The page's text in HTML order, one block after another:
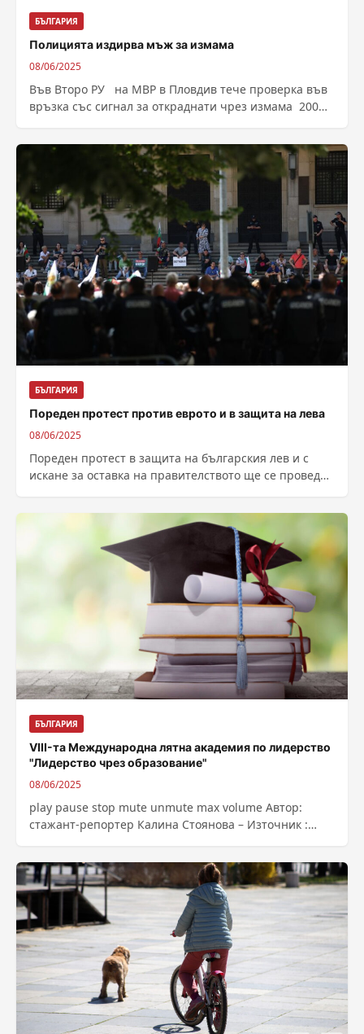
БЪЛГАРИЯ
Полицията издирва мъж за измама
08/06/2025
Във Второ РУ на МВР в Пловдив тече проверка във
връзка със сигнал за откраднати чрез измама 200
БЪЛГАРИЯ
Пореден протест против еврото и в защита на лева
08/06/2025
Пореден протест в защита на българския лев и с
искане за оставка на правителството ще се проведе
БЪЛГАРИЯ
VIII-та Международна лятна академия по лидерство
"Лидерство чрез образование"
08/06/2025
play pause stop mute unmute max volume Автор:
стажант-репортер Калина Стоянова – Източник :
latna-akademia-po-liderstvo-liderstvo-chrez-
obrazovanie